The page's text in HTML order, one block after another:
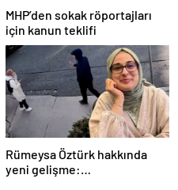
MHP’den sokak röportajları
için kanun teklifi
Rümeysa Öztürk hakkında
yeni gelişme: